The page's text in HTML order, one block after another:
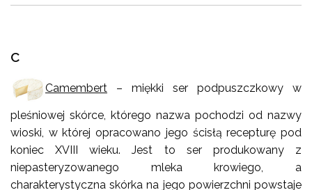
C
Camembert – miękki ser podpuszczkowy w
pleśniowej skórce, którego nazwa pochodzi od nazwy
wioski, w której opracowano jego ścisłą recepturę pod
koniec XVIII wieku. Jest to ser produkowany z
niepasteryzowanego mleka krowiego, a
charakterystyczna skórka na jego powierzchni powstaje